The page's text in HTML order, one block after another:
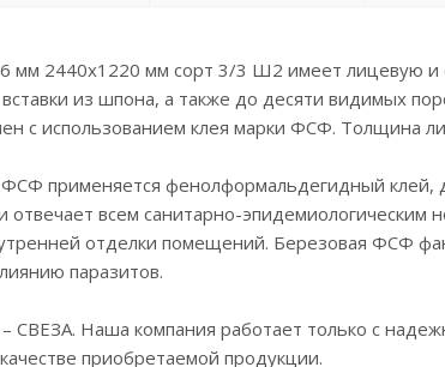
2440x1220 мм сорт 3/3 Ш2 имеет лицевую и
вставки из шпона, а также до десяти видимых
с использованием клея марки ФСФ. Толщина
применяется фенолформальдегидный
отвечает всем санитарно-
отделки помещений. Березовая ФСФ
паразитов.
СВЕЗА. Наша компания работает только с
приобретаемой продукции.